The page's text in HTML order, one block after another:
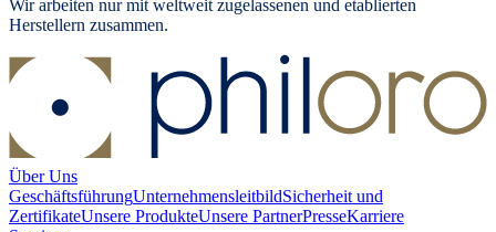
Wir arbeiten nur mit weltweit zugelassenen und etablierten
Herstellern zusammen.
Über Uns
GeschäftsführungUnternehmensleitbildSicherheit und
ZertifikateUnsere ProdukteUnsere PartnerPresseKarriere